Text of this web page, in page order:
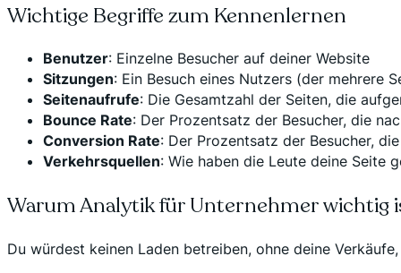
Wichtige Begriffe zum Kennenlernen
Benutzer: Einzelne Besucher auf deiner Website
Sitzungen: Ein Besuch eines Nutzers (der mehrere
Seitenaufrufe: Die Gesamtzahl der Seiten, die
Bounce Rate: Der Prozentsatz der Besucher, die
Conversion Rate: Der Prozentsatz der Besucher,
Verkehrsquellen: Wie haben die Leute deine Seite
Warum Analytik für Unternehmer wichtig
Du würdest keinen Laden betreiben, ohne deine